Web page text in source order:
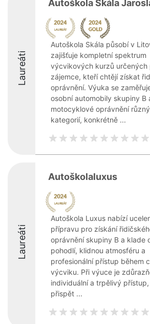
Laureáti
Autoškola Skála
Autoškola Skála působí v
zajišťuje kompletní spektrum
výcvikových kurzů určených
zájemce, kteří chtějí získat
oprávnění. Výuka se
osobní automobily skupiny B
motocyklové oprávnění
kategorií, konkrétně ...
Laureáti
Autoškolaluxus
Autoškola Luxus nabízí
přípravu pro získání
oprávnění skupiny B a klade
pohodlí, klidnou atmosféru a
profesionální přístup během
výcviku. Při výuce je
individuální a trpělivý
přispět ...